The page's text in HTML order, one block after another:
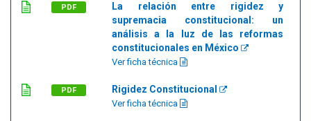
PDF
La relación entre rigidez y
supremacia constitucional: un
análisis a la luz de las reformas
constitucionales en México
Ver ficha técnica
PDF Rigidez Constitucional
Ver ficha técnica